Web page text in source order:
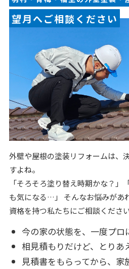
望月へご相談ください
外壁や屋根の塗装リフォームは、
すよね。
「そろそろ塗り替え時期かな？」
も気になる…」 そんなお悩みがあ
資格を持つ私たちにご相談ください
今の家の状態を、一度プロ
相見積もりだけど、とりあ
見積書をもらってから、